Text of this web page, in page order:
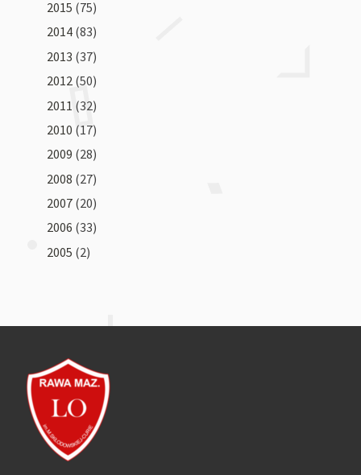
2015 (75)
2014 (83)
2013 (37)
2012 (50)
2011 (32)
2010 (17)
2009 (28)
2008 (27)
2007 (20)
2006 (33)
2005 (2)